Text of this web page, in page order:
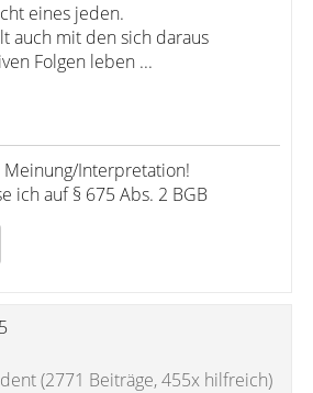
eines jeden.
auch mit den sich daraus
Folgen leben ...
Interpretation!
ich auf § 675 Abs. 2 BGB
(2771 Beiträge, 455x hilfreich)